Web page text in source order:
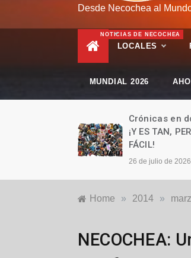
Desde Necochea al
LOCALES
NOTICIAS DE NECOCHEA
MUNDIAL 2026
Crónicas en
¡Y ES TAN,
FÁCIL!
26 de julio de 2026
Home » 2014 »
Generales ,
Locales
NECOCHEA: